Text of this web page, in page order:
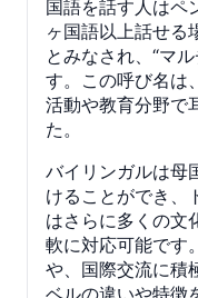
国語を話す人はペ
ヶ国語以上話せる
とみなされ、“マ
す。この呼び名は
活動や教育分野で
た。
バイリンガルは母
けることができ、
はさらに多くの文
軟に対応可能です
や、国際交流に積
ベルの違いや特徴